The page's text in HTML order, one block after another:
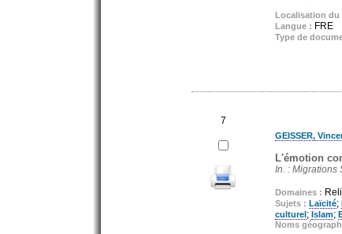
Localisation du
Langue : FRE
Type de
7
GEISSER,
L'émotion
In. : Migrations
Domaines :
Sujets : Laïcité;
culturel; Islam;
Noms